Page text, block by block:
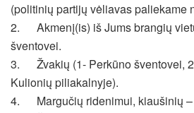
(politinių partijų vėliavas paliekame
2. Akmenį(is) iš Jums brangių
šventovei.
3. Žvakių (1- Perkūno šventovei,
Kulionių piliakalnyje).
4. Margučių ridenimui, kiaušinių